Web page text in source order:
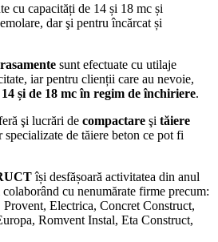
cu capacități de 14 și 18 mc și
dar şi pentru încărcat și
sunt efectuate cu utilaje
iar pentru clienții care au nevoie,
și de 18 mc în regim de închiriere.
şi lucrări de compactare şi tăiere
de tăiere beton ce pot fi
își desfășoară activitatea din anul
cu nenumărate firme precum:
Electrica, Concret Construct,
Romvent Instal, Eta Construct,